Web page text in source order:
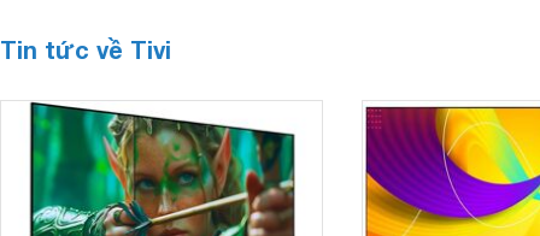
Tin tức về Tivi